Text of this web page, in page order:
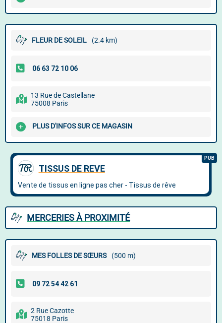
FLEUR DE SOLEIL (2.4 km)
13 Rue de Castellane
75008 Paris
PLUS D'INFOS SUR CE MAGASIN
MERCERIES À PROXIMITÉ
MES FOLLES DE SŒURS (500 m)
2 Rue Cazotte
75018 Paris